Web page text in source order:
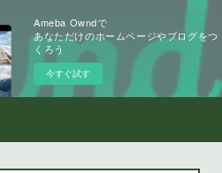
Ameba Owndで
あなただけのホームページやブログをつ
くろう
今すぐ試す